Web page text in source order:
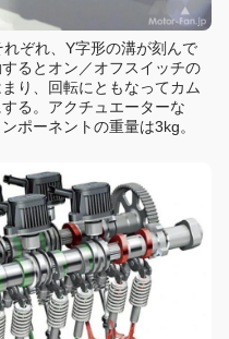
ぞれ、Y字形の溝が刻んで
るとオン／オフスイッチの
り、回転にともなってカム
る。アクチュエーターな
ポーネントの重量は3kg。